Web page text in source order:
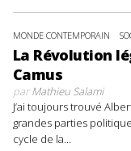
MONDE CONTEMPORAIN
La Révolution
Camus
parMathieu Salami
J’ai toujours trouvé
grandes parties
cycle de la...